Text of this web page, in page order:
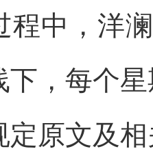
程中，洋
下，每个
定原文及